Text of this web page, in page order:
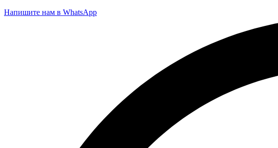
Напишите нам в WhatsApp